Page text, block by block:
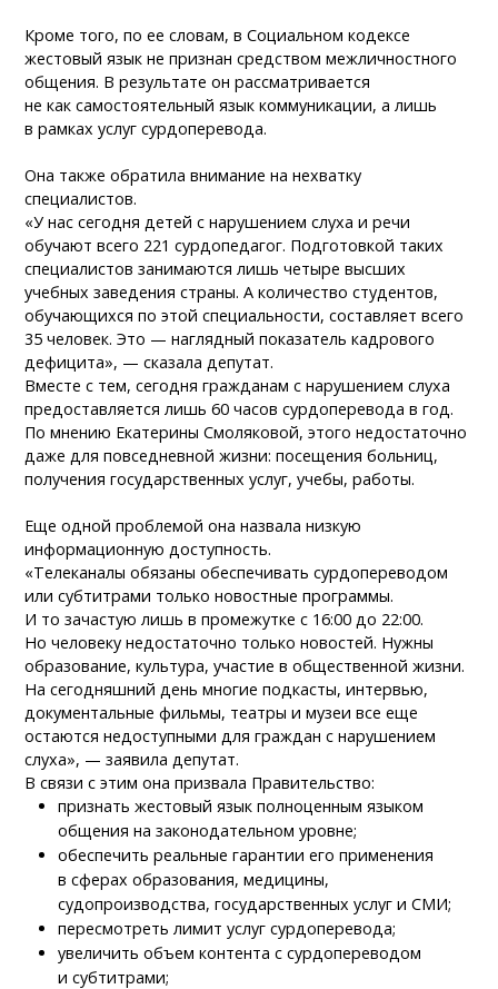
Кроме того, по ее словам, в Социальном кодексе
жестовый язык не признан средством межличностного
общения. В результате он рассматривается
не как самостоятельный язык коммуникации, а лишь
в рамках услуг сурдоперевода.
Она также обратила внимание на нехватку
специалистов.
«У нас сегодня детей с нарушением слуха и речи
обучают всего 221 сурдопедагог. Подготовкой таких
специалистов занимаются лишь четыре высших
учебных заведения страны. А количество студентов,
обучающихся по этой специальности, составляет всего
35 человек. Это — наглядный показатель кадрового
дефицита», — сказала депутат.
Вместе с тем, сегодня гражданам с нарушением слуха
предоставляется лишь 60 часов сурдоперевода в год.
По мнению Екатерины Смоляковой, этого недостаточно
даже для повседневной жизни: посещения больниц,
получения государственных услуг, учебы, работы.
Еще одной проблемой она назвала низкую
информационную доступность.
«Телеканалы обязаны обеспечивать сурдопереводом
или субтитрами только новостные программы.
И то зачастую лишь в промежутке с 16:00 до 22:00.
Но человеку недостаточно только новостей. Нужны
образование, культура, участие в общественной жизни.
На сегодняшний день многие подкасты, интервью,
документальные фильмы, театры и музеи все еще
остаются недоступными для граждан с нарушением
слуха», — заявила депутат.
В связи с этим она призвала Правительство:
признать жестовый язык полноценным языком
общения на законодательном уровне;
обеспечить реальные гарантии его применения
в сферах образования, медицины,
судопроизводства, государственных услуг и СМИ;
пересмотреть лимит услуг сурдоперевода;
увеличить объем контента с сурдопереводом
и субтитрами;